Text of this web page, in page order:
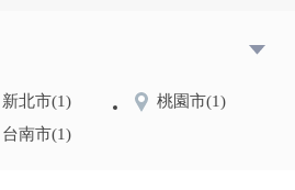
新北市(1) 桃園市(1)
台南市(1)